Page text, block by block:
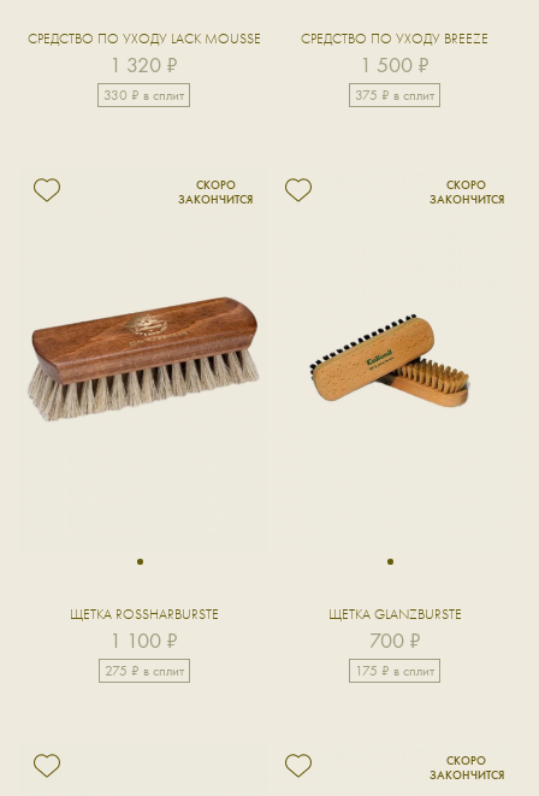
СРЕДСТВО ПО УХОДУ LACK MOUSSE
1 320 ₽
330 ₽ в сплит
СРЕДСТВО ПО УХОДУ BREEZE
1 500 ₽
375 ₽ в сплит
1
ЩЕТКА ROSSHARBURSTE
1 100 ₽
275 ₽ в сплит
1
ЩЕТКА GLANZBURSTE
700 ₽
175 ₽ в сплит